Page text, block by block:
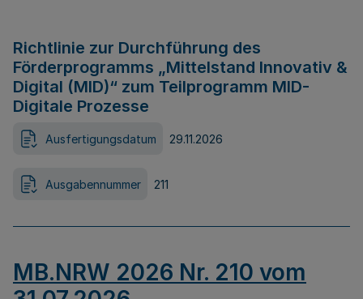
Richtlinie zur Durchführung des
Förderprogramms „Mittelstand Innovativ &
Digital (MID)“ zum Teilprogramm MID-
Digitale Prozesse
Ausfertigungsdatum 29.11.2026
Ausgabennummer 211
MB.NRW 2026 Nr. 210 vom